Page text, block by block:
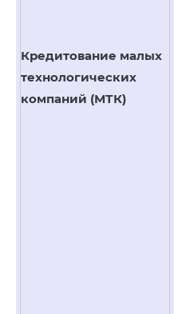
Кредитование малых
технологических
компаний (МТК)